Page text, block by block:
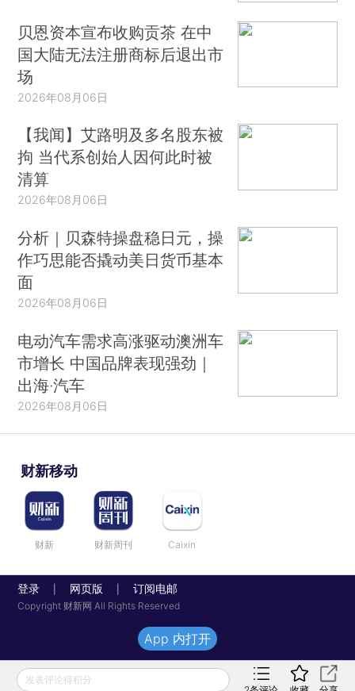
贝恩资本宣布收购贡茶 在中
国大陆无法注册商标后退出市
场
2026年08月06日
【我闻】艾路明及多名股东被
拘 当代系创始人因何此时被
清算
2026年08月06日
分析｜贝森特操盘稳日元，操
作巧思能否撬动美日货币基本
面
2026年08月06日
电动汽车需求高涨驱动澳洲车
市增长 中国品牌表现强劲｜
出海·汽车
2026年08月06日
财新移动
财新 财新周刊 Caixin
登录 网页版 订阅电邮
Copyright 财新网 All Rights Reserved
发表评论得积分
App 内打开